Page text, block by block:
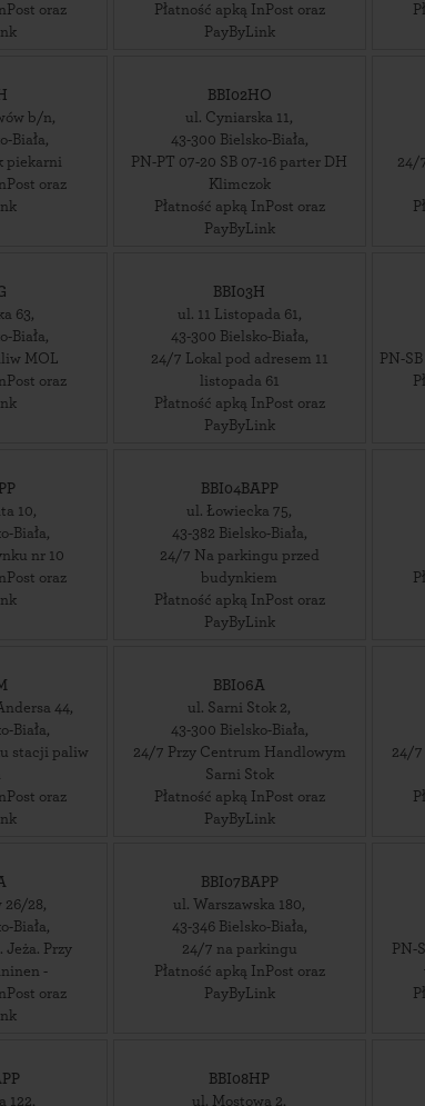
oraz
Płatność apką InPost oraz
PayByLink
b/n,
Biała,
piekarni
oraz
BBI02HO
ul. Cyniarska 11 ,
43-300 Bielsko-Biała,
PN-PT 07-20 SB 07-16 parter DH
Klimczok
Płatność apką InPost oraz
PayByLink
24/
63,
Biała,
MOL
oraz
BBI03H
ul. 11 Listopada 61 ,
43-300 Bielsko-Biała,
24/7 Lokal pod adresem 11
listopada 61
Płatność apką InPost oraz
PayByLink
PN-
10,
Biała,
nr 10
oraz
BBI04BAPP
ul. Łowiecka 75,
43-382 Bielsko-Biała,
24/7 Na parkingu przed
budynkiem
Płatność apką InPost oraz
PayByLink
44,
Biała,
stacji paliw
oraz
BBI06A
ul. Sarni Stok 2,
43-300 Bielsko-Biała,
24/7 Przy Centrum Handlowym
Sarni Stok
Płatność apką InPost oraz
PayByLink
24/7
26/28,
Biała,
Jeża. Przy
-
oraz
BBI07BAPP
ul. Warszawska 180,
43-346 Bielsko-Biała,
24/7 na parkingu
Płatność apką InPost oraz
PayByLink
PN-
122,
BBI08HP
ul. Mostowa 2,